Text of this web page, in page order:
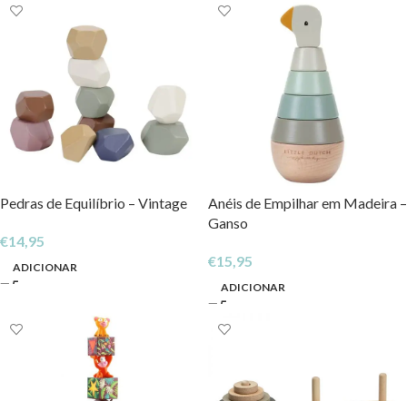
Pedras de Equilíbrio – Vintage
€14,95
ADICIONAR
Anéis de Empilhar em Madeira –
Ganso
€15,95
ADICIONAR